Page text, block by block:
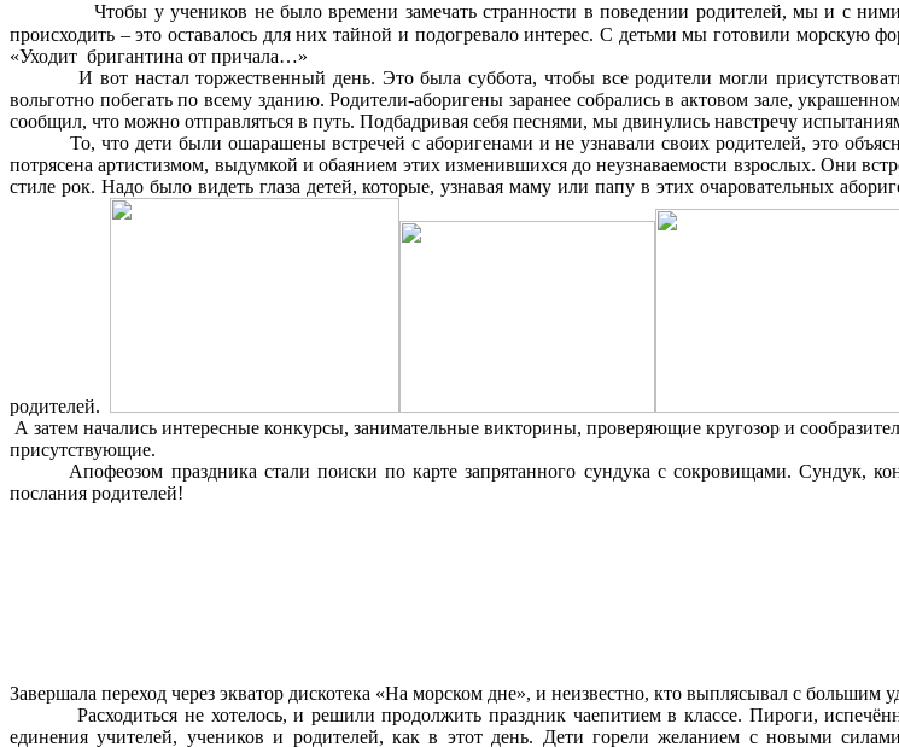
Чтобы у учеников не было времени замечать странности в поведении родителей, мы и с
происходить – это оставалось для них тайной и подогревало интерес. С детьми мы готовили морскую
«Уходит бригантина от причала…»
И вот настал торжественный день. Это была суббота, чтобы все родители могли
вольготно побегать по всему зданию. Родители-аборигены заранее собрались в актовом зале,
сообщил, что можно отправляться в путь. Подбадривая себя песнями, мы двинулись навстречу
То, что дети были ошарашены встречей с аборигенами и не узнавали своих родителей, это
потрясена артистизмом, выдумкой и обаянием этих изменившихся до неузнаваемости взрослых. Они
стиле рок. Надо было видеть глаза детей, которые, узнавая маму или папу в этих очаровательных
родителей.
А затем начались интересные конкурсы, занимательные викторины, проверяющие кругозор и
присутствующие.
Апофеозом праздника стали поиски по карте запрятанного сундука с сокровищами. Сундук,
послания родителей!
Завершала переход через экватор дискотека «На морском дне», и неизвестно, кто выплясывал с большим
Расходиться не хотелось, и решили продолжить праздник чаепитием в классе. Пироги,
единения учителей, учеников и родителей, как в этот день. Дети горели желанием с новыми